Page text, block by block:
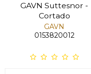
GAVN Suttesnor -
Cortado
GAVN
0153820012